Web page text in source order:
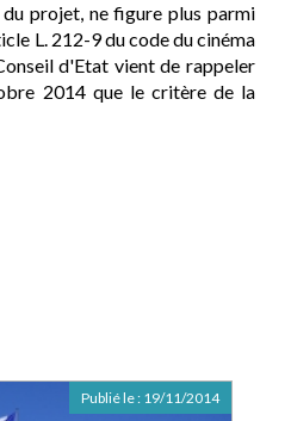
projet, ne figure plus parmi
L. 212-9 du code du cinéma
d'Etat vient de rappeler
2014 que le critère de la
Publié le : 19/11/2014